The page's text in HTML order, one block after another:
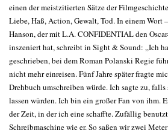
einen der meistzitierten Sätze der
Liebe, Haß, Action, Gewalt, Tod. In einem Wort
Hanson, der mit L.A. CONFIDENTIAL den
inszeniert hat, schreibt in Sight & Sound: „Ich
geschrieben, bei dem Roman Polanski Regie
nicht mehr einreisen. Fünf Jahre später fragte
Drehbuch umschreiben würde. Ich sagte zu,
lassen würden. Ich bin ein großer Fan von ihm.
der Zeit, in der ich eine schaffte. Zufällig
Schreibmaschine wie er. So saßen wir zwei